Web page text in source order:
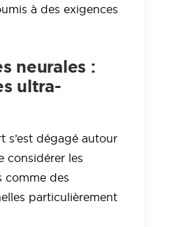
à des exigences
neurales :
ultra-
s’est dégagé autour
considérer les
comme des
particulièrement